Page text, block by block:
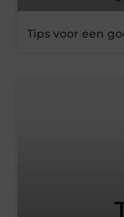
Tips voor een